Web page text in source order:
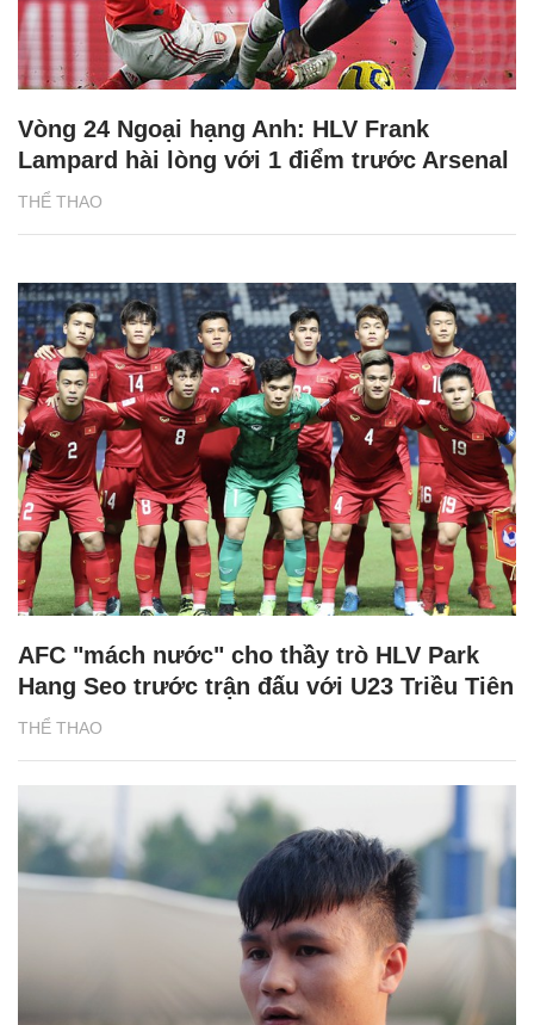
THỂ THAO
Vòng 24 Ngoại hạng Anh: HLV Frank
Lampard hài lòng với 1 điểm trước Arsenal
THỂ THAO
AFC "mách nước" cho thầy trò HLV Park
Hang Seo trước trận đấu với U23 Triều Tiên